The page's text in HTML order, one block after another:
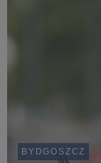
BYDGOSZCZ